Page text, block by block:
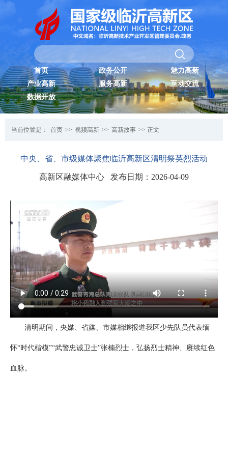
首页 政务公开
魅力高新
产业高新
服务高新
互动交流
数据开放
当前位置是： 首页 >> 视频高新 >> 高新故事 >> 正文
中央、省、市级媒体聚焦临沂高新区清明祭英烈活动
高新区融媒体中心 发布日期：2026-04-09
清明期间，央媒、省媒、市媒相继报道我区少先队员代表缅
怀“时代楷模”“武警忠诚卫士”张楠烈士，弘扬烈士精神、赓续红色
血脉。